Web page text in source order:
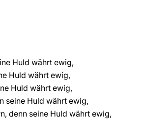
Huld währt ewig,
Huld währt ewig,
Huld währt ewig,
seine Huld währt ewig,
denn seine Huld währt ewig,